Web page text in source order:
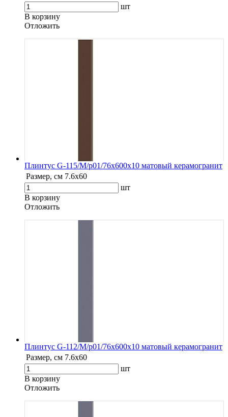
шт
В корзину
Oтложить
Плинтус G-115/М/p01/76x600x10 матовый керамогранит
Размер, см 7.6х60
шт
В корзину
Oтложить
Плинтус G-112/М/p01/76x600x10 матовый керамогранит
Размер, см 7.6х60
шт
В корзину
Oтложить